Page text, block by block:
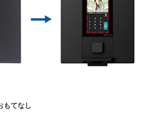
もてなし